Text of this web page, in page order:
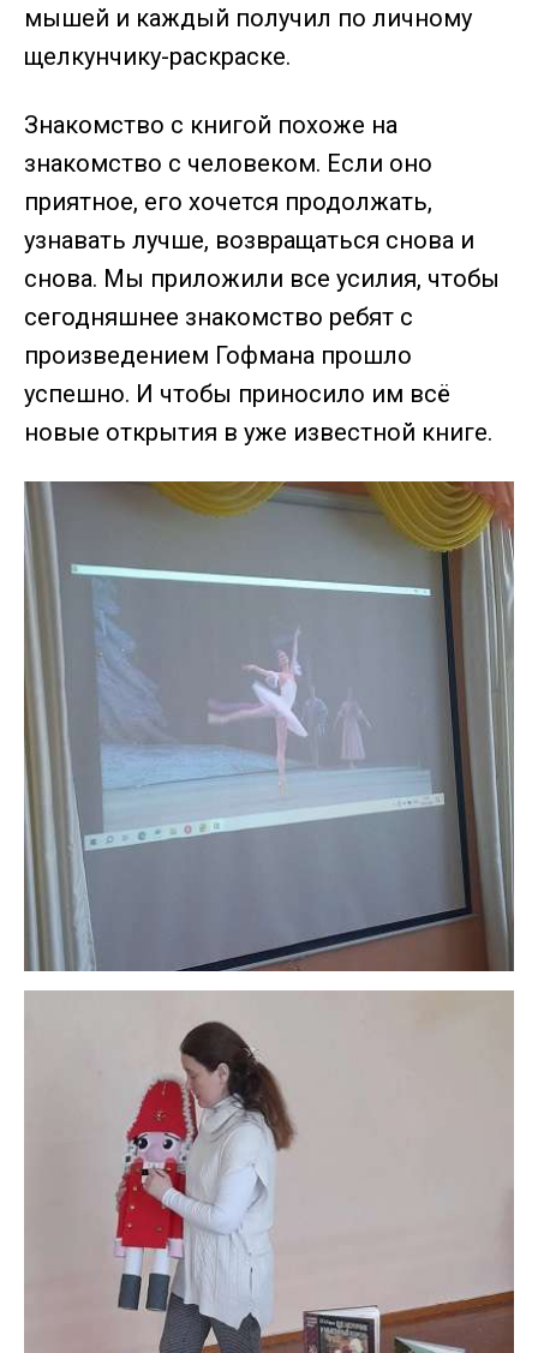
мышей и каждый получил по личному
щелкунчику-раскраске.
Знакомство с книгой похоже на
знакомство с человеком. Если оно
приятное, его хочется продолжать,
узнавать лучше, возвращаться снова и
снова. Мы приложили все усилия, чтобы
сегодняшнее знакомство ребят с
произведением Гофмана прошло
успешно. И чтобы приносило им всё
новые открытия в уже известной книге.